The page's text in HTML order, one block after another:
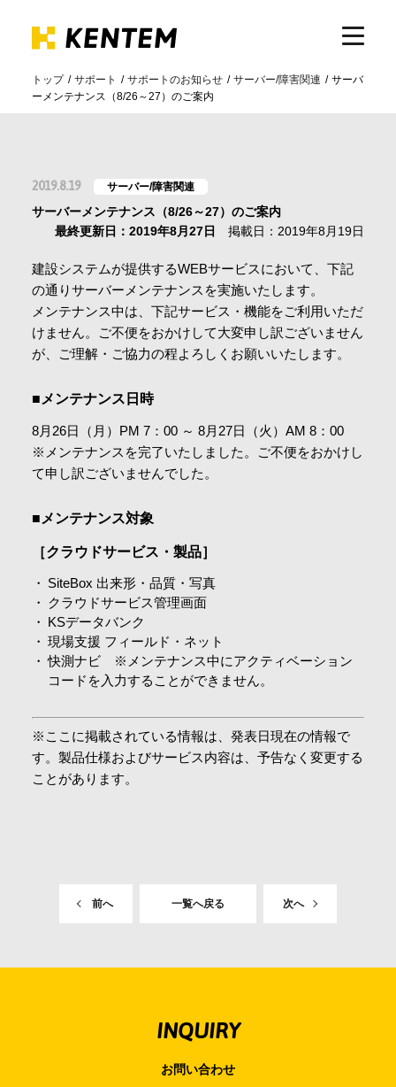
製品・サービス
導入事例
サポート
イベント・セミナー
採用情報
お問合せ・申込
資料請求
サイト内検索
マイページ
トップ サポート サポートのお知らせ サーバー/障害関連
サーバ
ーメンテナンス（8/26～27）のご案内
2019.8.19 サーバー/障害関連
サーバーメンテナンス（8/26～27）のご案内
最終更新日：2019年8月27日 掲載日：2019年8月19日
建設システムが提供するWEBサービスにおいて、下記
の通りサーバーメンテナンスを実施いたします。
メンテナンス中は、下記サービス・機能をご利用いただ
けません。ご不便をおかけして大変申し訳ございません
が、ご理解・ご協力の程よろしくお願いいたします。
■メンテナンス日時
8月26日（月）PM 7：00 ～ 8月27日（火）AM 8：00
※メンテナンスを完了いたしました。ご不便をおかけし
て申し訳ございませんでした。
■メンテナンス対象
［クラウドサービス・製品］
SiteBox 出来形・品質・写真
クラウドサービス管理画面
KSデータバンク
現場支援 フィールド・ネット
快測ナビ ※メンテナンス中にアクティベーション
コードを入力することができません。
※ここに掲載されている情報は、発表日現在の情報で
す。製品仕様およびサービス内容は、予告なく変更する
ことがあります。
前へ 一覧へ戻る 次へ
INQUIRY
お問い合わせ